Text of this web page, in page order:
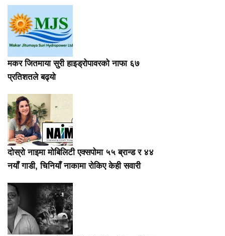
मकर जितमाया सुरी हाइड्रोपावरको नाफा ६७
प्रतिशतले बढ्यो
दोस्रो नाइमा मोबिलिटी एक्सपोमा ५५ ब्रान्ड र ४४
नयाँ गाडी, चिनियाँ नाकामा रोकिए केही सवारी